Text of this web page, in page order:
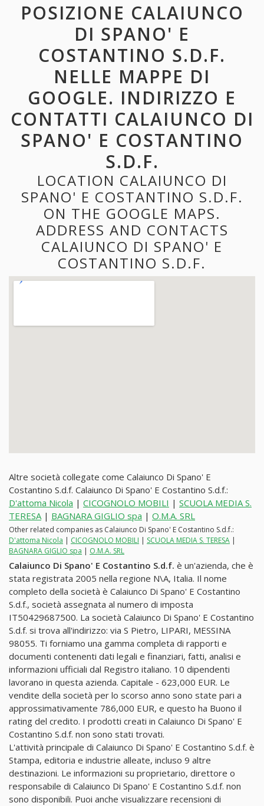
POSIZIONE CALAIUNCO
DI SPANO' E
COSTANTINO S.D.F.
NELLE MAPPE DI
GOOGLE. INDIRIZZO E
CONTATTI CALAIUNCO DI
SPANO' E COSTANTINO
S.D.F.
LOCATION CALAIUNCO DI
SPANO' E COSTANTINO S.D.F.
ON THE GOOGLE MAPS.
ADDRESS AND CONTACTS
CALAIUNCO DI SPANO' E
COSTANTINO S.D.F.
Altre società collegate come Calaiunco Di Spano' E
Costantino S.d.f. Calaiunco Di Spano' E Costantino S.d.f.:
D'attoma Nicola | CICOGNOLO MOBILI | SCUOLA MEDIA S.
TERESA| BAGNARA GIGLIO spa | O.M.A. SRL
Other related companies as Calaiunco Di Spano' E Costantino S.d.f.:
D'attoma Nicola | CICOGNOLO MOBILI | SCUOLA MEDIA S. TERESA |
BAGNARA GIGLIO spa | O.M.A. SRL
Calaiunco Di Spano' E Costantino S.d.f. è un'azienda, che è
stata registrata 2005 nella regione N\A, Italia. Il nome
completo della società è Calaiunco Di Spano' E Costantino
S.d.f., società assegnata al numero di imposta
IT50429687500. La società Calaiunco Di Spano' E Costantino
S.d.f. si trova all'indirizzo: via S Pietro, LIPARI, MESSINA
98055. Ti forniamo una gamma completa di rapporti e
documenti contenenti dati legali e finanziari, fatti, analisi e
informazioni ufficiali dal Registro italiano. 10 dipendenti
lavorano in questa azienda. Capitale - 623,000 EUR. Le
vendite della società per lo scorso anno sono state pari a
approssimativamente 786,000 EUR, e questo ha Buono il
rating del credito. I prodotti creati in Calaiunco Di Spano' E
Costantino S.d.f. non sono stati trovati.
L'attività principale di Calaiunco Di Spano' E Costantino S.d.f. è
Stampa, editoria e industrie alleate, incluso 9 altre
destinazioni. Le informazioni su proprietario, direttore o
responsabile di Calaiunco Di Spano' E Costantino S.d.f. non
sono disponibili. Puoi anche visualizzare recensioni di